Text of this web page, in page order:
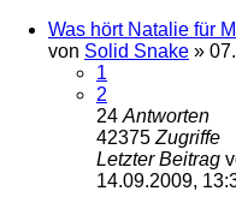
Was hört Natalie für
von Solid Snake »
1
2
24 Antworten
42375 Zugriffe
Letzter Beitrag
14.09.2009,